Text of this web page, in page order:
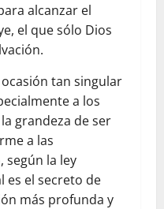
alcanzar el
el que sólo Dios
tan singular
a los
grandeza de ser
a las
según la ley
es el secreto de
más profunda y